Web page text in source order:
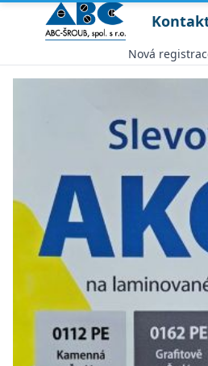
Open menu
ABC ŠROUB, spol. s r.o.
Nová